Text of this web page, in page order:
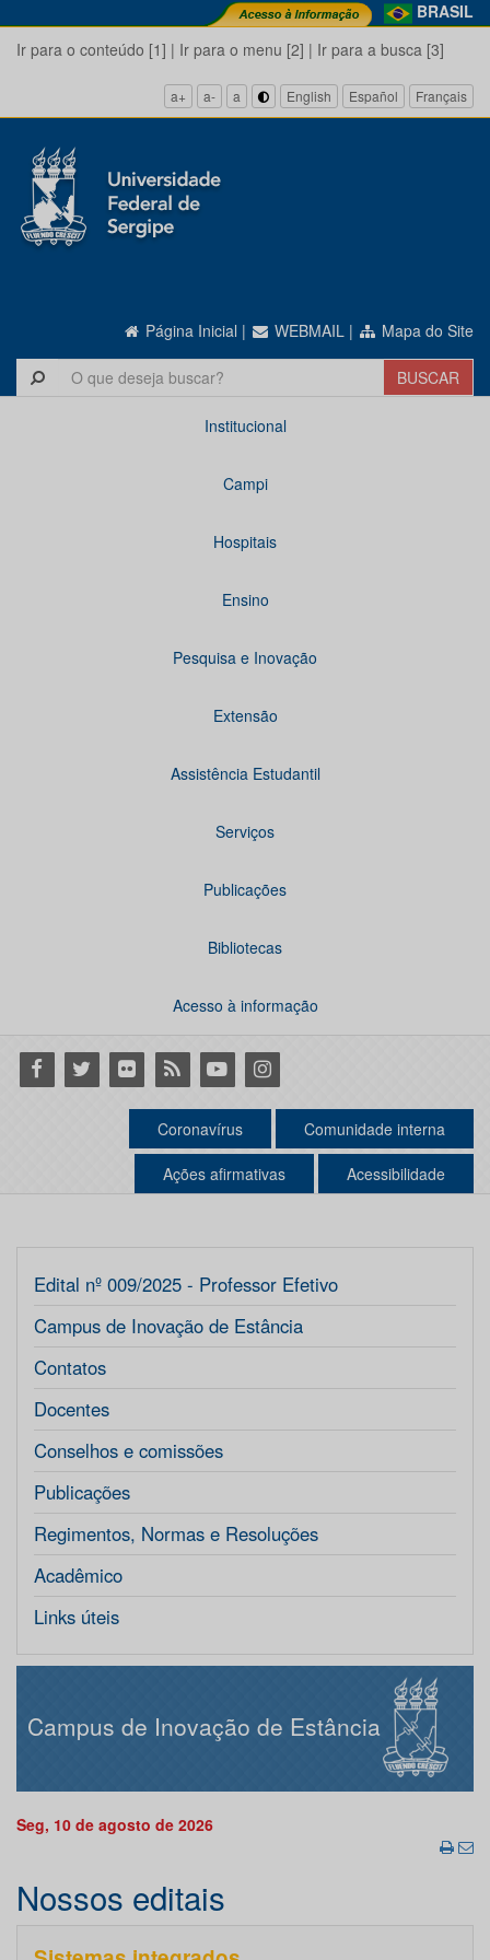
BRASIL
Ir para o conteúdo [1] | Ir para o menu [2] | Ir para a busca [3]
a+ a- a English Español Français
Página Inicial | WEBMAIL | Mapa do Site
Institucional
Campi
Hospitais
Ensino
Pesquisa e Inovação
Extensão
Assistência Estudantil
Serviços
Publicações
Bibliotecas
Acesso à informação
Facebook
Twitter Flickr RSS YoutubeInstagram
Coronavírus Comunidade interna
Ações afirmativas Acessibilidade
Edital nº 009/2025 - Professor Efetivo
Campus de Inovação de Estância
Contatos
Docentes
Conselhos e comissões
Publicações
Regimentos, Normas e Resoluções
Acadêmico
Links úteis
Campus de Inovação de Estância
Seg, 10 de agosto de 2026
Nossos editais